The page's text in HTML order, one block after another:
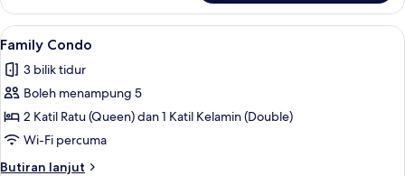
Condo,
City
View
Lihat
semua
foto
untuk
Family
Condo
Family Condo | Ruang tamu | 55
8
Family Condo
3 bilik tidur
Boleh menampung 5
2 Katil Ratu (Queen) dan 1 Katil Kelamin (Double)
Wi-Fi percuma
Butiran lanjut
Butiran